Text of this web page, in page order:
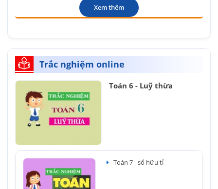
Xem thêm
Trắc nghiệm online
Toán 6 - Luỹ thừa
Toán 7 - số hữu tỉ